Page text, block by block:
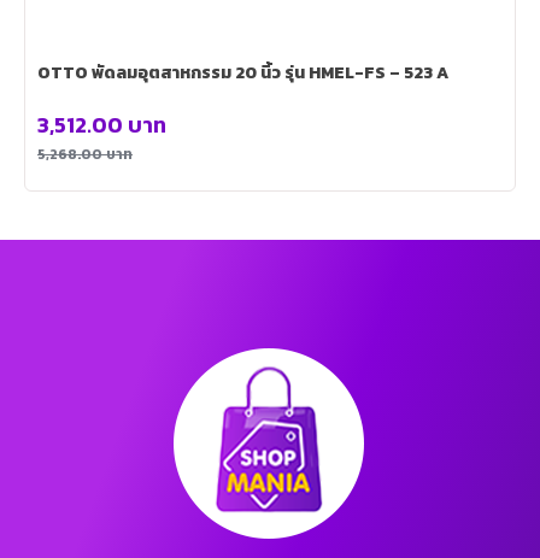
OTTO พัดลมอุตสาหกรรม 20 นิ้ว รุ่น HMEL-FS – 523 A
5,268.00บาท
3,512.00 บาท